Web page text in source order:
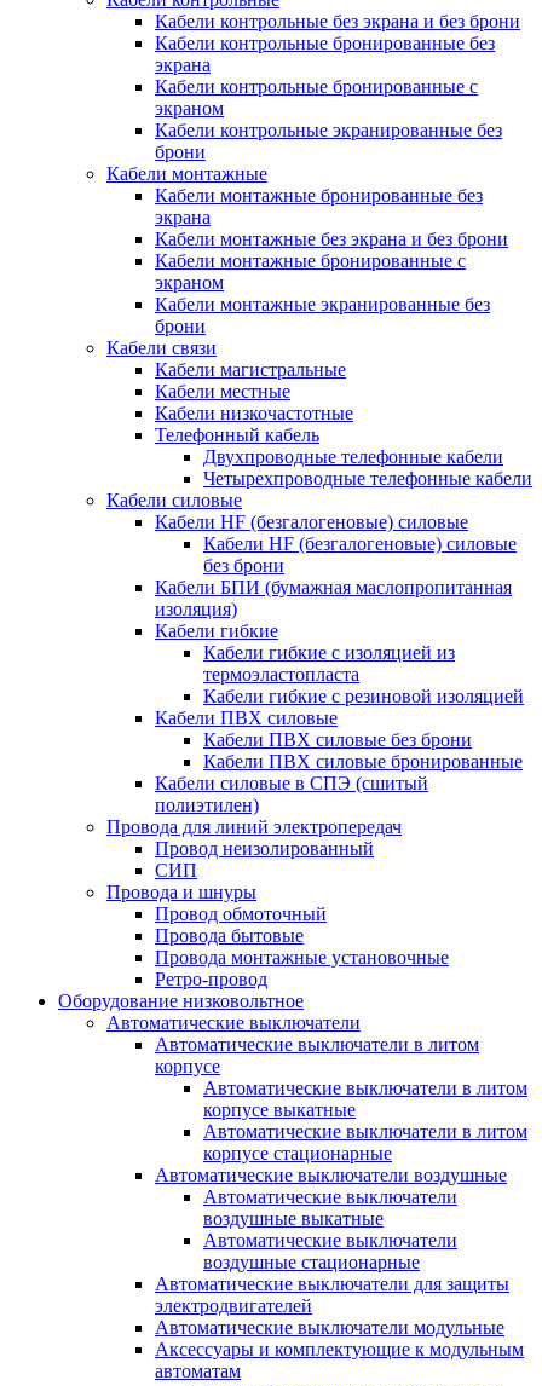
Кабели контрольные без экрана и без брони
Кабели контрольные бронированные без
экрана
Кабели контрольные бронированные с
экраном
Кабели контрольные экранированные без
брони
Кабели монтажные
Кабели монтажные бронированные без
экрана
Кабели монтажные без экрана и без брони
Кабели монтажные бронированные с
экраном
Кабели монтажные экранированные без
брони
Кабели связи
Кабели магистральные
Кабели местные
Кабели низкочастотные
Телефонный кабель
Двухпроводные телефонные кабели
Четырехпроводные телефонные кабели
Кабели силовые
Кабели HF (безгалогеновые) силовые
Кабели HF (безгалогеновые) силовые
без брони
Кабели БПИ (бумажная маслопропитанная
изоляция)
Кабели гибкие
Кабели гибкие с изоляцией из
термоэластопласта
Кабели гибкие с резиновой изоляцией
Кабели ПВХ силовые
Кабели ПВХ силовые без брони
Кабели ПВХ силовые бронированные
Кабели силовые в СПЭ (сшитый
полиэтилен)
Провода для линий электропередач
Провод неизолированный
СИП
Провода и шнуры
Провод обмоточный
Провода бытовые
Провода монтажные установочные
Ретро-провод
Оборудование низковольтное
Автоматические выключатели
Автоматические выключатели в литом
корпусе
Автоматические выключатели в литом
корпусе выкатные
Автоматические выключатели в литом
корпусе стационарные
Автоматические выключатели воздушные
Автоматические выключатели
воздушные выкатные
Автоматические выключатели
воздушные стационарные
Автоматические выключатели для защиты
электродвигателей
Автоматические выключатели модульные
Аксессуары и комплектующие к модульным
автоматам